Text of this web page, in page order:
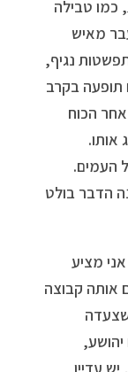
כמו טבילה
מאיש
נגיף,
תופעה בקרב
הכוח
אותו.
העמים.
הדבר בולט
מציע
אותה קבוצה
עדיין